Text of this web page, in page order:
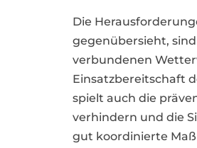
Die
gegenübersieht,
verbundenen
Einsatzbereitschaft
spielt auch die
verhindern und die
gut koordinierte